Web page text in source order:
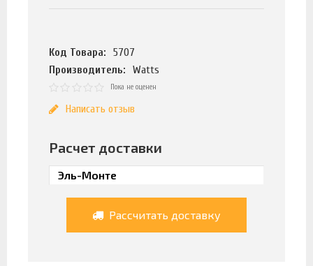
Код Товара:
5707
Производитель:
Watts
Пока не оценен
Написать отзыв
Расчет доставки
Рассчитать доставку